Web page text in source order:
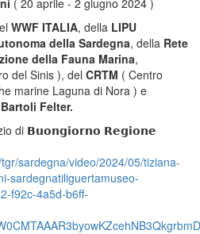
WWF ITALIA, della LIPU
della Sardegna, della Rete
della Fauna Marina,
del Sinis ), del CRTM ( Centro
marine Laguna di Nora ) e
Felter.
di 𝗕𝘂𝗼𝗻𝗴𝗶𝗼𝗿𝗻𝗼 𝗥𝗲𝗴𝗶𝗼𝗻𝗲
sardegna/video/2024/05/tiziana-
sardegnatiliguertamuseo-
f92c-4a5d-b6ff-